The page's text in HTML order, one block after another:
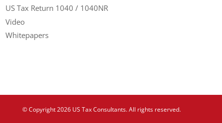
US Tax Return 1040 / 1040NR
Video
Whitepapers
© Copyright 2026 US Tax Consultants. All rights reserved.